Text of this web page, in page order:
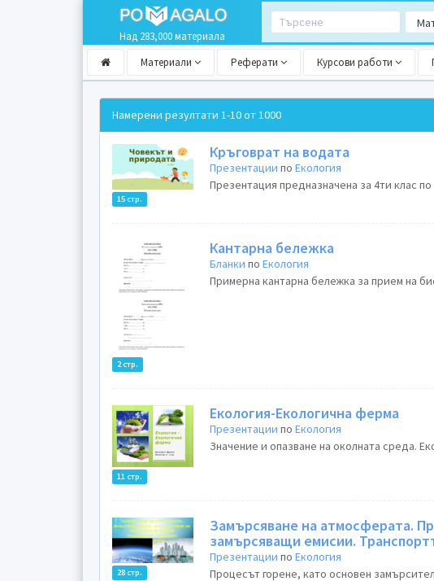
Над 283,000 материала
Материали Реферати Курсови работи
Намерени резултати 1-10 от 1000
15 стр.
Кръговрат на водата
Презентации поЕкология
Презентация предназначена за 4ти клас
2 стр.
Кантарна бележка
Бланки поЕкология
Примерна кантарна бележка за прием на
11 стр.
Екология-Екологична ферма
Презентации поЕкология
Значение и опазване на околната среда.
28 стр.
Замърсяване на атмосферата. Процеси на горене , като източник на
замърсяващи
Презентации поЕкология
Процесът горене, като основен